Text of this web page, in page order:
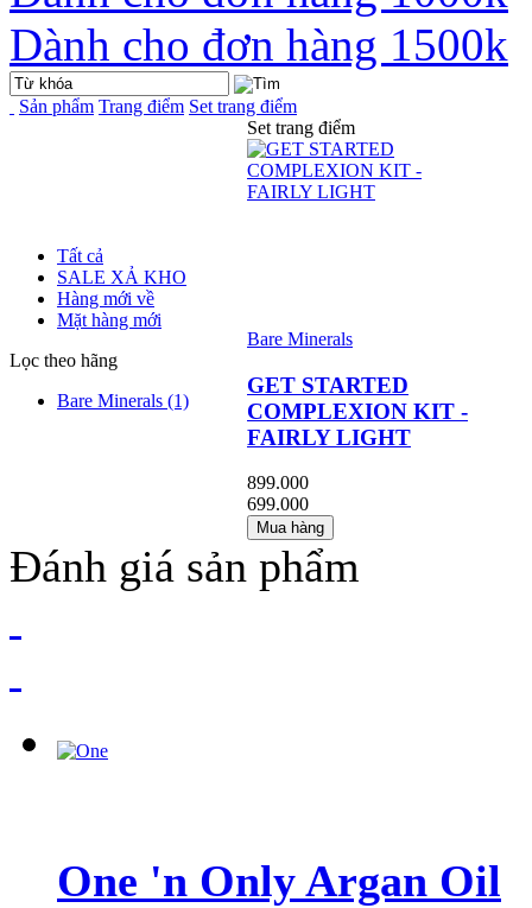
Dành cho đơn hàng 1500k
Sản phẩm Trang điểm Set trang điểm
Tất cả
SALE XẢ KHO
Hàng mới về
Mặt hàng mới
Lọc theo hãng
Bare Minerals (1)
Set trang điểm
Bare Minerals
GET STARTED
COMPLEXION KIT -
FAIRLY LIGHT
899.000
699.000
Mua hàng
Đánh giá sản phẩm
One 'n Only Argan Oil